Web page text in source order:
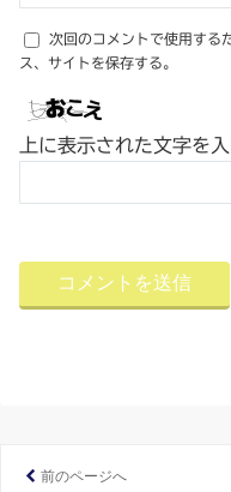
次回のコメントで使用する
ス、サイトを保存する。
上に表示された文字を
前のページへ